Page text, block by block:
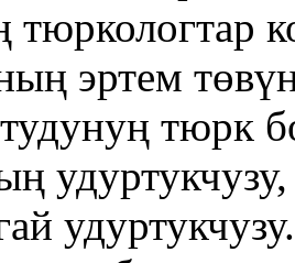
тюркологтар
эртем
тюрк